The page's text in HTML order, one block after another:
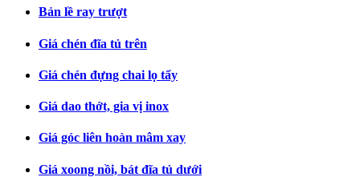
Bản lề ray trượt
Giá chén đĩa tủ trên
Giá chén đựng chai lọ tẩy
Giá dao thớt, gia vị inox
Giá góc liên hoàn mâm xay
Giá xoong nồi, bát đĩa tủ dưới